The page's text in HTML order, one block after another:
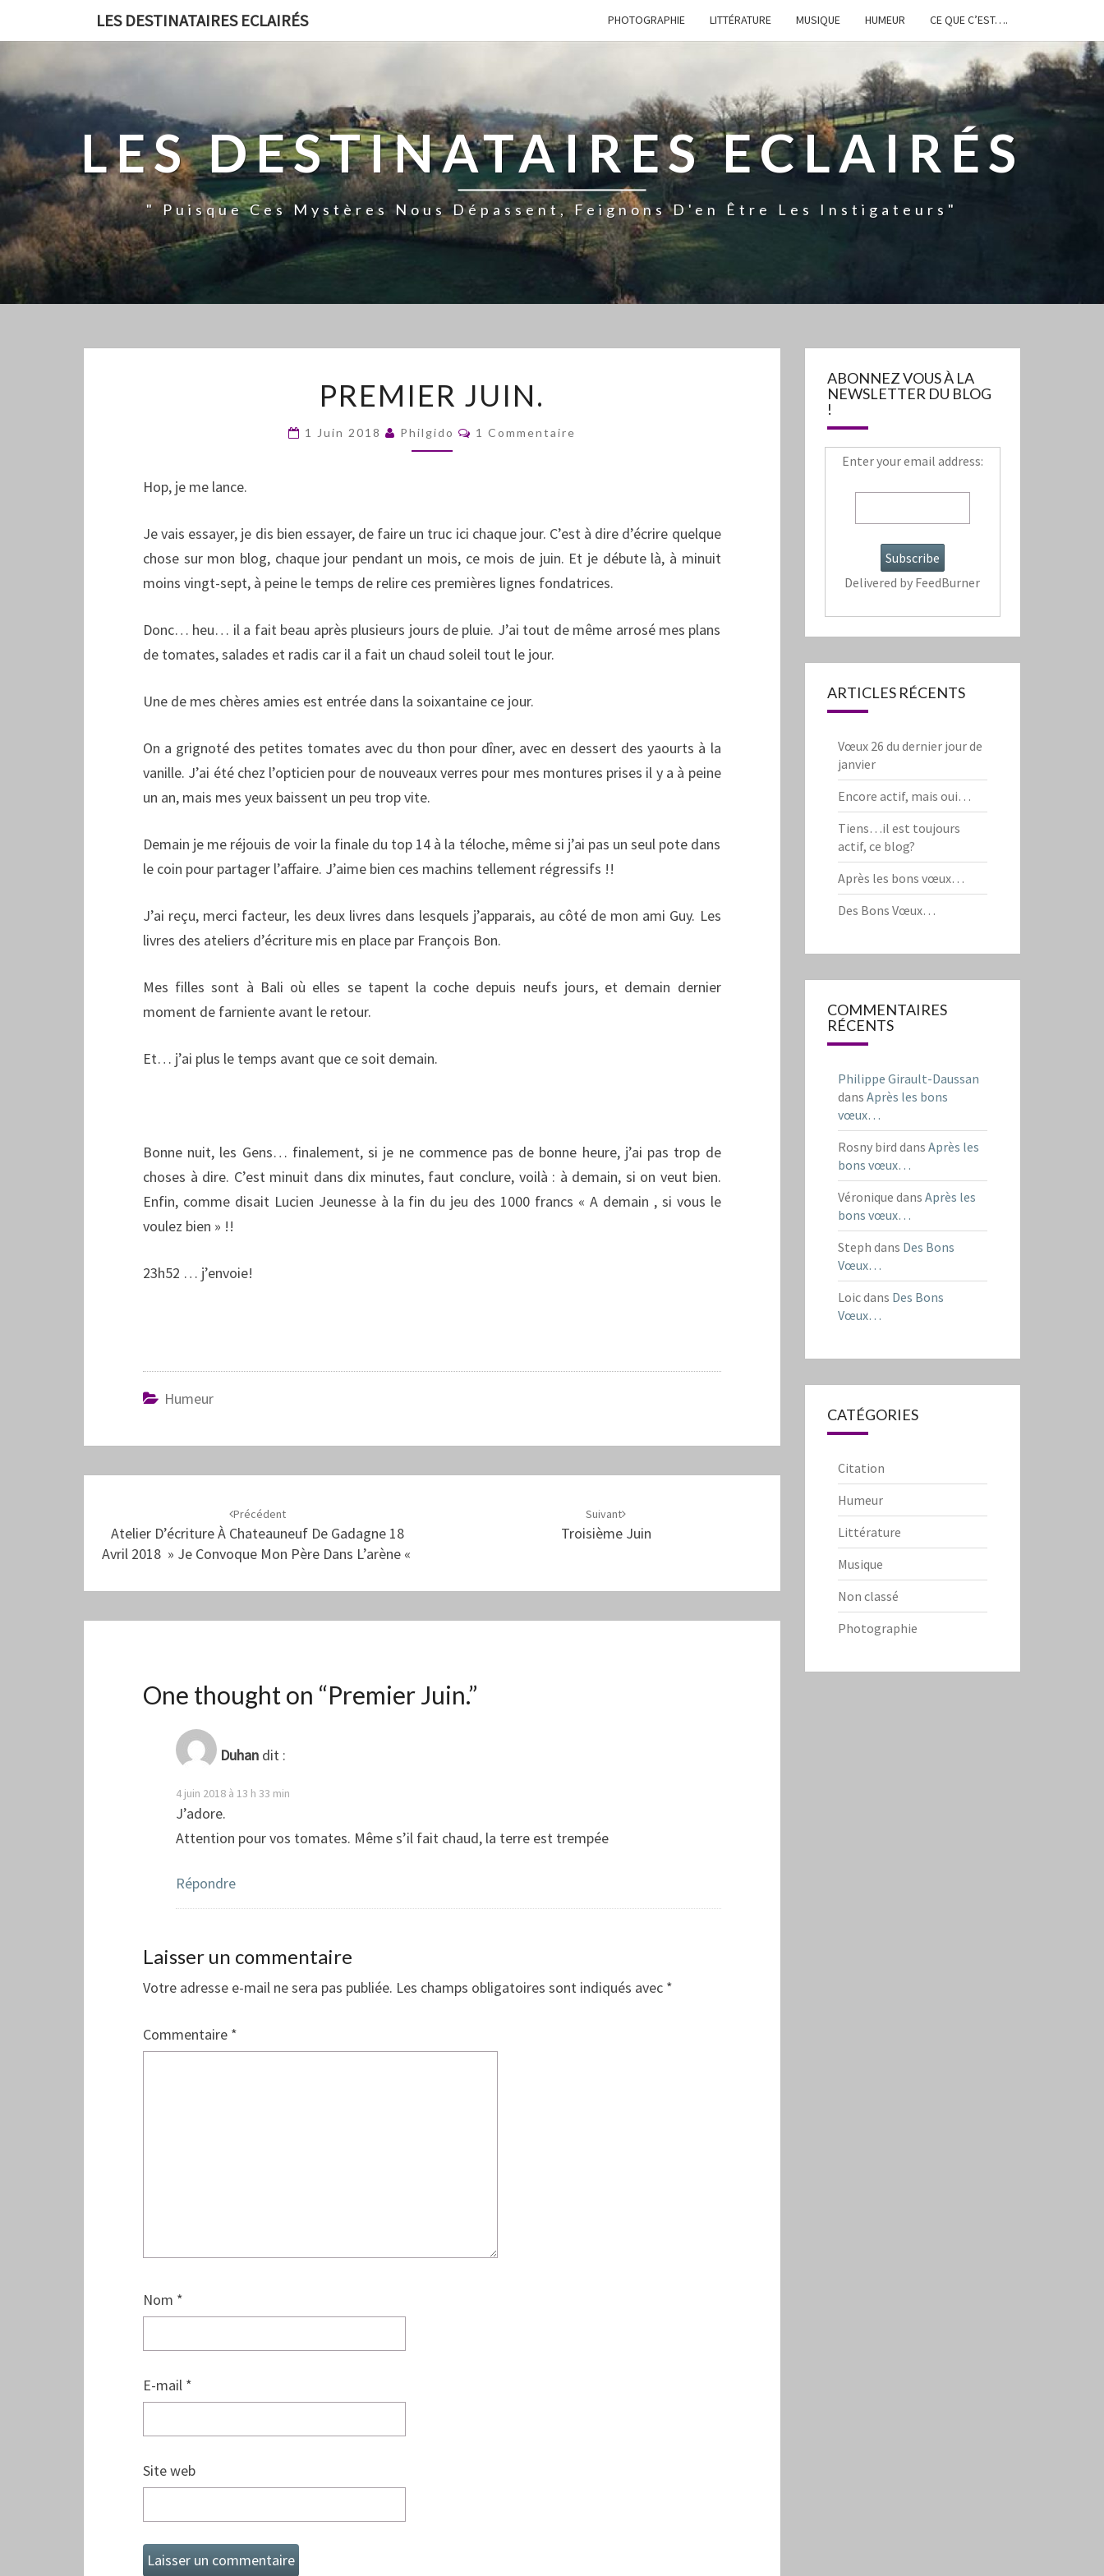
LES DESTINATAIRES ECLAIRÉS PHOTOGRAPHIE LITTÉRATURE MUSIQUE HUMEUR CE QUE C’EST….
LES DESTINATAIRES ECLAIRÉS
" Puisque Ces Mystères Nous Dépassent, Feignons D'en Être Les Instigateurs"
JUIN.
PREMIER JUIN.
1 Juin 2018 Philgido Commentaires
1 Commentaire
Hop, je me lance.
Je vais essayer, je dis bien essayer, de faire un truc ici chaque jour. C’est à dire d’écrire quelque
chose sur mon blog, chaque jour pendant un mois, ce mois de juin. Et je débute là, à minuit
moins vingt-sept, à peine le temps de relire ces premières lignes fondatrices.
Donc… heu… il a fait beau après plusieurs jours de pluie. J’ai tout de même arrosé mes plans
de tomates, salades et radis car il a fait un chaud soleil tout le jour.
Une de mes chères amies est entrée dans la soixantaine ce jour.
On a grignoté des petites tomates avec du thon pour dîner, avec en dessert des yaourts à la
vanille. J’ai été chez l’opticien pour de nouveaux verres pour mes montures prises il y a à peine
un an, mais mes yeux baissent un peu trop vite.
Demain je me réjouis de voir la finale du top 14 à la téloche, même si j’ai pas un seul pote dans
le coin pour partager l’affaire. J’aime bien ces machins tellement régressifs !!
J’ai reçu, merci facteur, les deux livres dans lesquels j’apparais, au côté de mon ami Guy. Les
livres des ateliers d’écriture mis en place par François Bon.
Mes filles sont à Bali où elles se tapent la coche depuis neufs jours, et demain dernier
moment de farniente avant le retour.
Et… j’ai plus le temps avant que ce soit demain.
Bonne nuit, les Gens… finalement, si je ne commence pas de bonne heure, j’ai pas trop de
choses à dire. C’est minuit dans dix minutes, faut conclure, voilà : à demain, si on veut bien.
Enfin, comme disait Lucien Jeunesse à la fin du jeu des 1000 francs « A demain , si vous le
voulez bien » !!
23h52 … j’envoie!
Humeur
Précédent
Atelier D’écriture À Chateauneuf De Gadagne 18
Avril 2018 » Je Convoque Mon Père Dans L’arène «
Suivant
Troisième Juin
One thought on “Premier Juin.”
Duhan dit :
4 juin 2018 à 13 h 33 min
J’adore.
Attention pour vos tomates. Même s’il fait chaud, la terre est trempée
Répondre
Laisser un commentaire
Votre adresse e-mail ne sera pas publiée. Les champs obligatoires sont indiqués avec *
Commentaire *
Nom *
E-mail *
Site web
ABONNEZ VOUS À LA
NEWSLETTER DU BLOG
!
Enter your email address:
Delivered by FeedBurner
ARTICLES RÉCENTS
Vœux 26 du dernier jour de
janvier
Encore actif, mais oui…
Tiens…il est toujours
actif, ce blog?
Après les bons vœux…
Des Bons Vœux…
COMMENTAIRES
RÉCENTS
Philippe Girault-Daussan
dans Après les bons
vœux…
Rosny bird dans Après les
bons vœux…
Véronique dans Après les
bons vœux…
Steph dans Des Bons
Vœux…
Loicdans Des Bons
Vœux…
CATÉGORIES
Citation
Humeur
Littérature
Musique
Non classé
Photographie